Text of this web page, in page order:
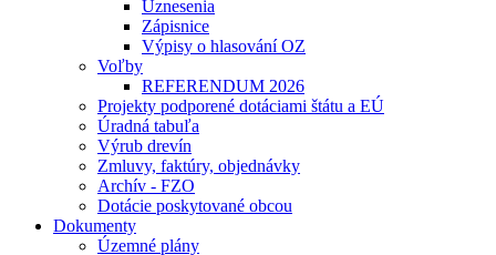
Uznesenia
Zápisnice
Výpisy o hlasování OZ
Voľby
REFERENDUM 2026
Projekty podporené dotáciami štátu a EÚ
Úradná tabuľa
Výrub drevín
Zmluvy, faktúry, objednávky
Archív - FZO
Dotácie poskytované obcou
Dokumenty
Územné plány